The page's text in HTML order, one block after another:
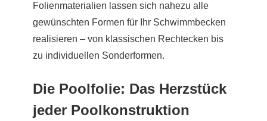
Folienmaterialien lassen sich nahezu alle
gewünschten Formen für Ihr Schwimmbecken
realisieren – von klassischen Rechtecken bis
zu individuellen Sonderformen.
Die Poolfolie: Das Herzstück
jeder Poolkonstruktion